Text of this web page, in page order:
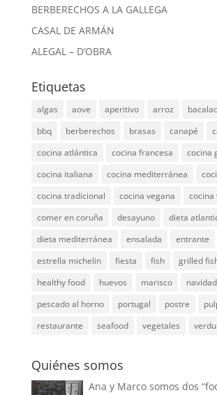
BERBERECHOS A LA GALLEGA
CASAL DE ARMÁN
ALEGAL – D’OBRA
Etiquetas
algas aove aperitivo arroz
bbq
berberechos brasas canapé
cocina atlántica
cocina francesa
cocina
cocina italiana
cocina mediterránea
cocina tradicional
cocina vegana
cocina
comer en coruña
desayuno
dieta
dieta mediterránea
ensalada
entrante
estrella michelin
fiesta fish
grilled
healthy food
huevos marisco navidad
pescado al horno
portugal postre
restaurante
seafood vegetales
Quiénes somos
Ana y Marco somos dos